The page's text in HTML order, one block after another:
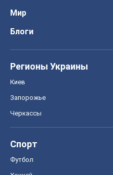
Мир
Блоги
Регионы Украины
Киев
Запорожье
Черкассы
Спорт
Футбол